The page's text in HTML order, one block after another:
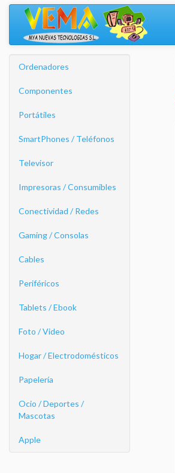
Ordenadores
Componentes
Portátiles
SmartPhones / Teléfonos
Televisor
Impresoras / Consumibles
Conectividad / Redes
Gaming / Consolas
Cables
Periféricos
Tablets / Ebook
Foto / Video
Hogar / Electrodomésticos
Papelería
Ocio / Deportes /
Mascotas
Apple